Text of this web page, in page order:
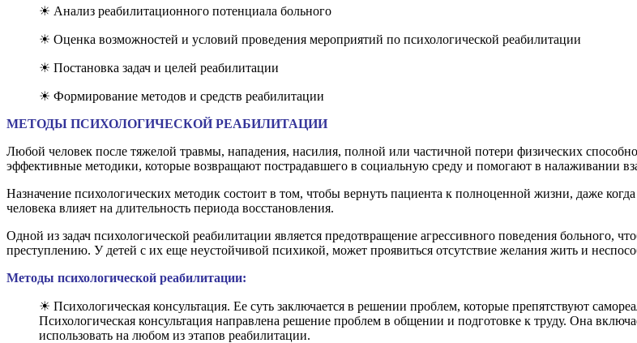
☀ Анализ реабилитационного потенциала больного
☀ Оценка возможностей и условий проведения мероприятий по психологической реабилитации
☀ Постановка задач и целей реабилитации
☀ Формирование методов и средств реабилитации
МЕТОДЫ ПСИХОЛОГИЧЕСКОЙ РЕАБИЛИТАЦИИ
Любой человек после тяжелой травмы, нападения, насилия, полной или частичной потери физических
эффективные методики, которые возвращают пострадавшего в социальную среду и помогают в налаживании
Назначение психологических методик состоит в том, чтобы вернуть пациента к полноценной жизни, даже
человека влияет на длительность периода восстановления.
Одной из задач психологической реабилитации является предотвращение агрессивного поведения больного,
преступлению. У детей с их еще неустойчивой психикой, может проявиться отсутствие желания жить и
Методы психологической реабилитации:
☀ Психологическая консультация. Ее суть заключается в решении проблем, которые препятствуют
Психологическая консультация направлена решение проблем в общении и подготовке к труду. Она
использовать на любом из этапов реабилитации.